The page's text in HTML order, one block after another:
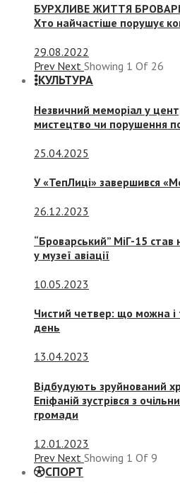
БУРХЛИВЕ ЖИТТЯ
Хто найчастіше порушує
29.08.2022
Prev Next Showing 1 Of 26
КУЛЬТУРА
Незвичний меморіал у
мистецтво чи порушення
25.04.2025
У «ТепЛиці» завершився
26.12.2023
“Броварський” МіГ-15
у музеї авіації
10.05.2023
Чистий четвер: що можна
день
13.04.2023
Відбудують зруйнований
Епіфаній зустрівся з
громади
12.01.2023
Prev Next Showing 1 Of 9
СПОРТ